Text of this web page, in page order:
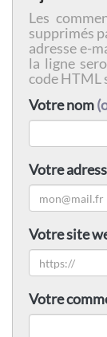
Les
supprimés
adresse e-
la ligne
code HTML
Votre nom
Votre
Votre site
Votre